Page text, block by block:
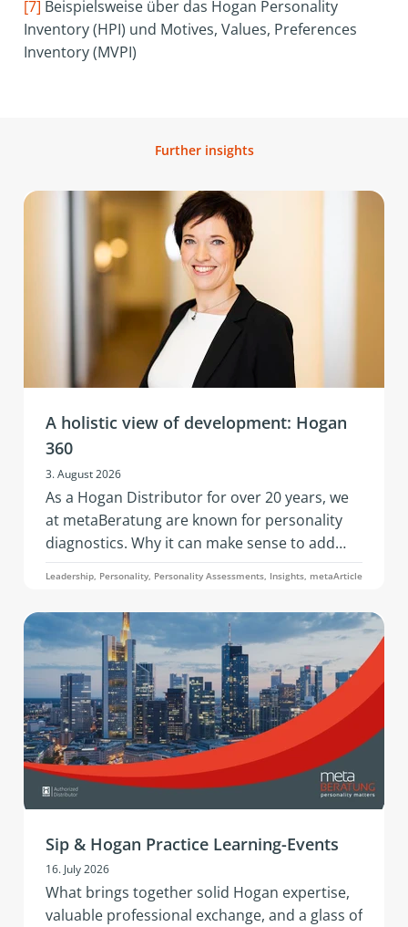
[7] Beispielsweise über das Hogan Personality
Inventory (HPI) und Motives, Values, Preferences
Inventory (MVPI)
Further insights
A holistic view of development: Hogan
360
3. August 2026
As a Hogan Distributor for over 20 years, we
at metaBeratung are known for personality
diagnostics. Why it can make sense to add
further data points to these when addressing
the 360° analysis through the Hogan 360
Assessment by PBC is about.
Leadership, Personality, Personality Assessments, Insights, metaArticle
Sip & Hogan Practice Learning-Events
16. July 2026
What brings together solid Hogan expertise,
valuable professional exchange, and a glass of